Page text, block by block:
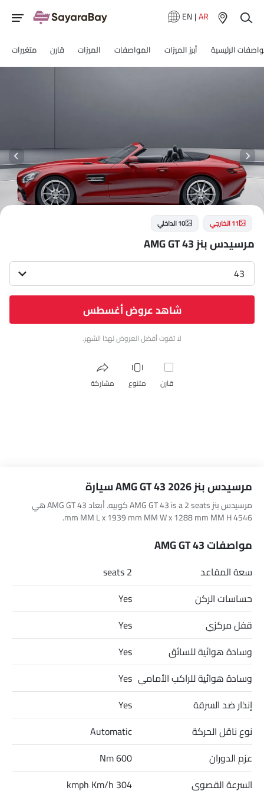
EN|AR
الرئيسية أبرز الميزات المواصفات الميزات قارن متغيرات
11 الخارجي 10 الداخلي
مرسيدس بنز AMG GT 43
43
شاهد عروض أغسطس
لا تفوت أفضل العروض لهذا الشهر.
قارن متنوع مشاركة
مرسيدس بنز AMG GT 43 2026 سيارة
مرسيدس بنز AMG GT 43 is a 2 seats كوبيه. أبعاد AMG GT 43 هي
4546 mm MM L x 1939 mm MM W x 1288 mm MM H.
مواصفات AMG GT 43
سعة المقاعد
2 seats
حساسات الركن
Yes
قفل مركزي
Yes
وسادة هوائية للسائق
Yes
وسادة هوائية للراكب الأمامي Yes
إنذار ضد السرقة
Yes
نوع ناقل الحركة
Automatic
عزم الدوران
600 Nm
السرعة القصوى
304 kmph Km/h